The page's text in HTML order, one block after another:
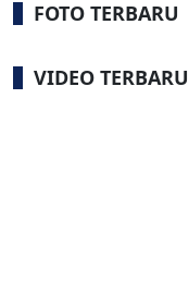
FOTO TERBARU
VIDEO TERBARU